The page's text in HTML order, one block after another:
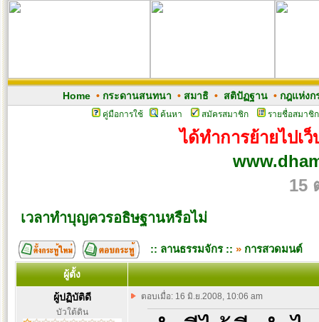
Home• กระดานสนทนา • สมาธิ• สติปัฏฐาน• กฎแห่งก
คู่มือการใช้ ค้นหา สมัครสมาชิก รายชื่อสมาชิก
ได้ทำการย้ายไปเ
15
เวลาทำบุญควรอธิษฐานหรือไม่
:: ลานธรรมจักร :: » การสวดมนต์
ผู้ตั้ง
ผู้ปฏิบัติดี
บัวใต้ดิน
ตอบเมื่อ: 16 มิ.ย.2008, 10:06 am